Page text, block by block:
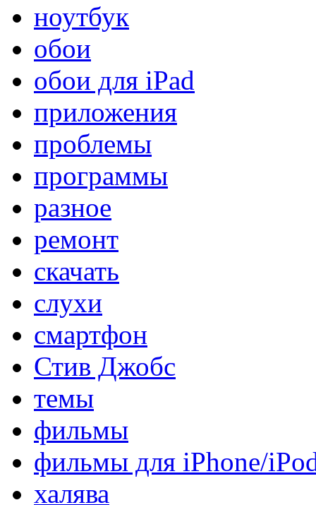
ноутбук
обои
обои для iPad
приложения
проблемы
программы
разное
ремонт
скачать
слухи
смартфон
Стив Джобс
темы
фильмы
фильмы для iPhone/
халява